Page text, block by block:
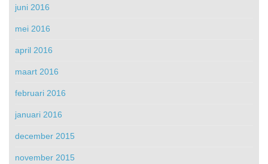
juni 2016
mei 2016
april 2016
maart 2016
februari 2016
januari 2016
december 2015
november 2015